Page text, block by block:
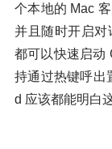
个本地的 Mac
并且随时开启对
都可以快速启动
持通过热键呼出
d 应该都能明白